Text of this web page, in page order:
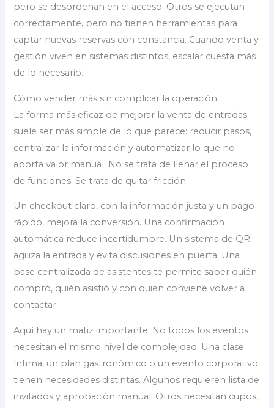
pero se desordenan en el acceso. Otros se ejecutan
correctamente, pero no tienen herramientas para
captar nuevas reservas con constancia. Cuando venta y
gestión viven en sistemas distintos, escalar cuesta más
de lo necesario.
Cómo vender más sin complicar la operación
La forma más eficaz de mejorar la venta de entradas
suele ser más simple de lo que parece: reducir pasos,
centralizar la información y automatizar lo que no
aporta valor manual. No se trata de llenar el proceso
de funciones. Se trata de quitar fricción.
Un checkout claro, con la información justa y un pago
rápido, mejora la conversión. Una confirmación
automática reduce incertidumbre. Un sistema de QR
agiliza la entrada y evita discusiones en puerta. Una
base centralizada de asistentes te permite saber quién
compró, quién asistió y con quién conviene volver a
contactar.
Aquí hay un matiz importante. No todos los eventos
necesitan el mismo nivel de complejidad. Una clase
íntima, un plan gastronómico o un evento corporativo
tienen necesidades distintas. Algunos requieren lista de
invitados y aprobación manual. Otros necesitan cupos,